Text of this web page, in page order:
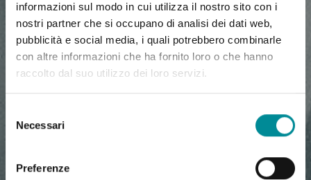
informazioni sul modo in cui utilizza il nostro sito con i
nostri partner che si occupano di analisi dei dati web,
pubblicità e social media, i quali potrebbero combinarle
con altre informazioni che ha fornito loro o che hanno
raccolto dal suo utilizzo dei loro servizi.
delNecessari
Preferenze